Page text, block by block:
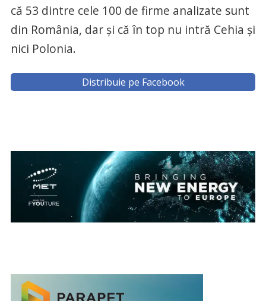
că 53 dintre cele 100 de firme analizate sunt
din România, dar și că în top nu intră Cehia și
nici Polonia.
Distribuie pe Facebook